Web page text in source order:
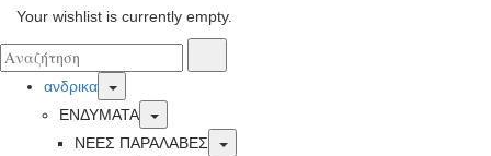
Your wishlist is currently empty.
Αναζήτησα
για:
ανδρικα
Toggle
ΕΝΔΥΜΑΤΑ
Toggle
ΝΕΕΣ ΠΑΡΑΛΑΒΕΣ
Toggle